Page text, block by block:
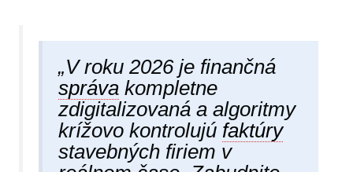
„V roku 2026 je finančná
správa kompletne
zdigitalizovaná a algoritmy
krížovo kontrolujú faktúry
stavebných firiem v